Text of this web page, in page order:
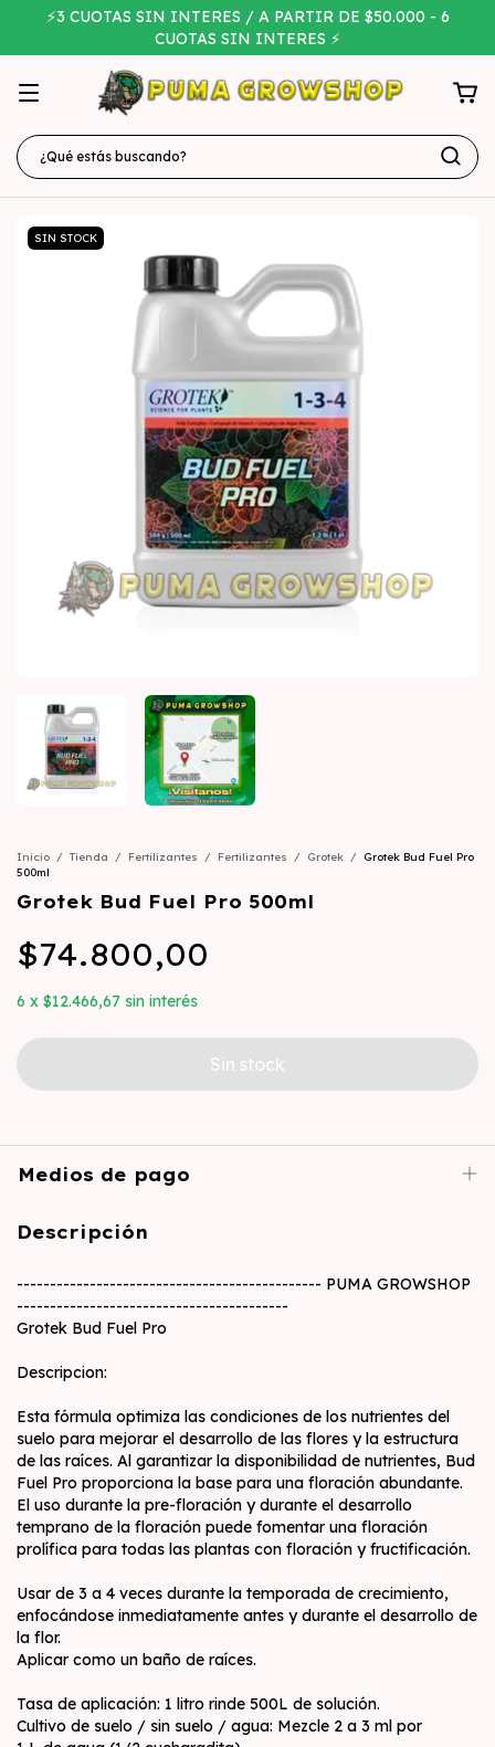
⚡3 CUOTAS SIN INTERES / A PARTIR DE $50.000 - 6
CUOTAS SIN INTERES ⚡
SIN STOCK
Inicio / Tienda / Fertilizantes / Fertilizantes / Grotek /
Grotek Bud Fuel Pro
500ml
Grotek Bud Fuel Pro 500ml
$74.800,00
6 x $12.466,67 sin interés
Medios de pago
Descripción
---------------------------------------------- PUMA GROWSHOP
-----------------------------------------
Grotek Bud Fuel Pro
Descripcion:
Esta fórmula optimiza las condiciones de los nutrientes del
suelo para mejorar el desarrollo de las flores y la estructura
de las raíces. Al garantizar la disponibilidad de nutrientes, Bud
Fuel Pro proporciona la base para una floración abundante.
El uso durante la pre-floración y durante el desarrollo
temprano de la floración puede fomentar una floración
prolífica para todas las plantas con floración y fructificación.
Usar de 3 a 4 veces durante la temporada de crecimiento,
enfocándose inmediatamente antes y durante el desarrollo de
la flor.
Aplicar como un baño de raíces.
Tasa de aplicación: 1 litro rinde 500L de solución.
Cultivo de suelo / sin suelo / agua: Mezcle 2 a 3 ml por